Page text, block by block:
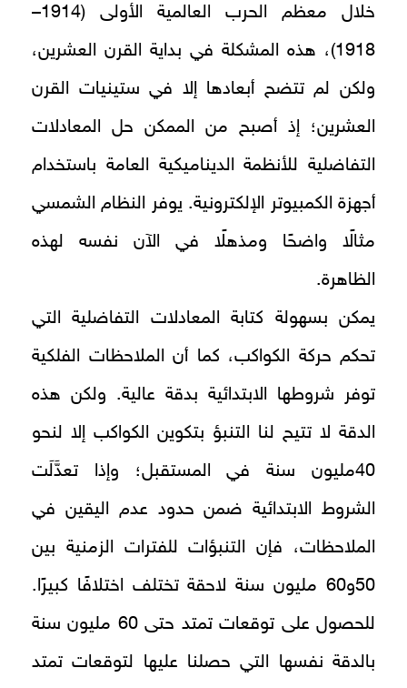
خلال معظم الحرب العالمية الأولى (1914–
1918)، هذه المشكلة في بداية القرن العشرين،
ولكن لم تتضح أبعادها إلا في ستينيات القرن
العشرين؛ إذ أصبح من الممكن حل المعادلات
التفاضلية للأنظمة الديناميكية العامة باستخدام
أجهزة الكمبيوتر الإلكترونية. يوفر النظام الشمسي
مثالًا واضحًا ومذهلًا في الآن نفسه لهذه
الظاهرة.
يمكن بسهولة كتابة المعادلات التفاضلية التي
تحكم حركة الكواكب، كما أن الملاحظات الفلكية
توفر شروطها الابتدائية بدقة عالية. ولكن هذه
الدقة لا تتيح لنا التنبؤ بتكوين الكواكب إلا لنحو
40مليون سنة في المستقبل؛ وإذا تعدَّلَت
الشروط الابتدائية ضمن حدود عدم اليقين في
الملاحظات، فإن التنبؤات للفترات الزمنية بين
50و60 مليون سنة لاحقة تختلف اختلافًا كبيرًا.
للحصول على توقعات تمتد حتى 60 مليون سنة
بالدقة نفسها التي حصلنا عليها لتوقعات تمتد